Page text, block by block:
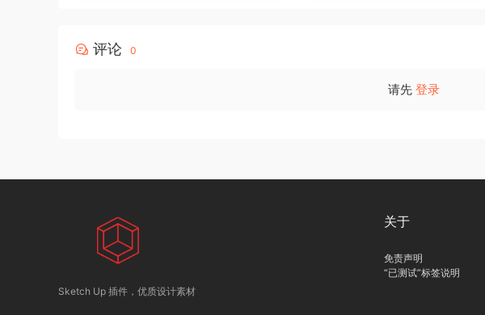
评论 0
请先 登录
Sketch Up 插件，优质设计素材
关于
免责声明
“已测试”标签说明